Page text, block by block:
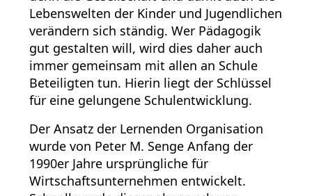
Lebenswelten der Kinder und Jugendlichen
verändern sich ständig. Wer Pädagogik
gut gestalten will, wird dies daher auch
immer gemeinsam mit allen an Schule
Beteiligten tun. Hierin liegt der Schlüssel
für eine gelungene Schulentwicklung.
Der Ansatz der Lernenden Organisation
wurde von Peter M. Senge Anfang der
1990er Jahre ursprüngliche für
Wirtschaftsunternehmen entwickelt.